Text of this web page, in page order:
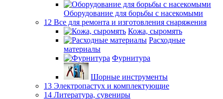
Оборудование для борьбы с насекомыми
12 Все для ремонта и изготовления снаряжения
Кожа, сыромять
Расходные
материалы
Фурнитура
Шорные инструменты
13 Электропастух и комплектующие
14 Литература, сувениры